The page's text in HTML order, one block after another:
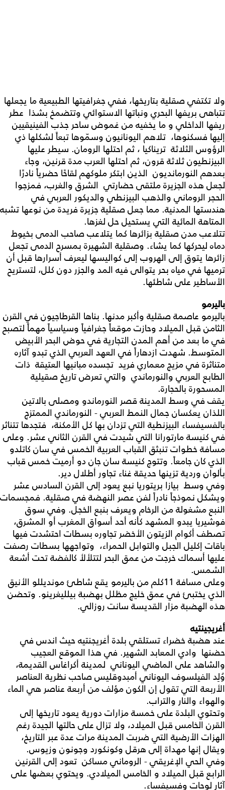
ولا تكتفي صقلية بتاريخها، ففي جغرافيتها الطبيعية ما يجعلها
تتباهى بريفها البحري ونباتها الاستوائي وتتضمخ بشذا عطر
ريفها الداخلي و ما يخفيه من غموض ساحر جذب الفينيقيين
إليها فسكنوها، تلاهم اليونانيون وسمّوها تبعاً لشكلها ذي
الرؤوس الثلاثة تريناكيا ، ثم احتلها الرومان. سيطر عليها
البيزنطيون ثلاثة قرون، ثم احتلها العرب مدة قرنين، وجاء
بعدهم النورمانديون الذين ابتكر ملوكهم لقاحًا حضرياً نادرًا
لجعل هذه الجزيرة ملتقى حضارتي الشرق والغرب، فمزجوا
الحجر الروماني والذهب البيزنطي والديكور العربي في
هندستها المدنية. مما جعل صقلية جزيرة فريدة من نوعها تشبه
المتاهة المائية التي يستحيل حل لغزها.
تتلاعب مدن صقلية بزائرها كما يتلاعب صاحب الدمى بخيوط
دماه ليحركها كما يشاء. وصقلية الشهيرة بمسرح الدمى تجعل
زائرها يتوق إلى الهروب إلى كواليسها ليعرف أسرارها قبل أن
ترميها في مياه بحر يتوالى فيه المد والجزر دون كلل، لتستريح
الأساطير على شاطئها.
باليرمو
باليرمو عاصمة صقلية وأكبر مدنها. بناها القرطاجيون في القرن
الثامن قبل الميلاد وحازت موقعاً جغرافياً وسياسياً مهماً لتصبح
في ما بعد من أهم المدن التجارية في حوض البحر الأبيض
المتوسط. شهدت ازدهاراً في العهد العربي الذي تبدو آثاره
متناثرة في مزيج معماري فريد تجسده مبانيها العتيقة ذات
الطابع العربي والنورماندي والتي تعرض تاريخ صقيلية
المسحورة بالحجارة.
يقف في وسط المدينة قصر النورماندو ومصلى بالاتين
اللذان يعكسان جمال النمط العربي - النورماندي الممتزج
بالفسيفساء البيزنطية التي تزدان بها كل الأمكنة، فتجدها تتناثر
في كنيسة مارتورانا التي شيدت في القرن الثاني عشر. وعلى
مسافة خطوات تنبثق القباب العربية الخمس في سان كاتلدو
الذي كان جامعاً. وتتوج كنيسة سان جان دو أرميت خمس قباب
بألوان وردية تزينها حديقة غناء تجاور أطلال دير.
وفي وسط بيازا بريتوريا نبع يعود إلى القرن السادس عشر
ويشكل نموذجاً نادراً لفن عصر النهضة في صقلية. فمجسمات
النبع مشغولة من الرخام ويعرف بنبع الخجل. وفي سوق
فوشيريا يبدو المشهد كأنه أحد أسواق المغرب أو المشرق،
تصطف أكوام الزيتون الأخضر تجاوره بسطات احتشدت فيها
باقات إكليل الجبل والتوابل الحمراء، وتواجهها بسطات رصفت
عليها أسماك خرجت من عمق البحر لتتلألأ كالفضة تحت أشعة
الشمس.
وعلى مسافة 11كلم من باليرمو يقع شاطئ مونديللو الأنيق
الذي يختبئ في عمق خليج مظلل بهضبة بيلليغرينو. وتحضن
هذه الهضبة مزار القديسة سانت روزالي.
أغريجينتيه
عند هضبة خضراء تستلقي بلدة أغريجنتيه حيث اندس في
حضنها وادي المعابد الشهير. في هذا الموقع العجيب
والشاهد على الماضي اليوناني لمدينة أكراغاس القديمة،
وُلِد الفيلسوف اليوناني أمبدوقليس صاحب نظرية العناصر
الأربعة التي تقول إن الكون مؤلف من أربعة عناصر هي الماء
والهواء والنار والتراب.
وتحتوي البلدة على خمسة مزارات دورية يعود تاريخها إلى
القرن الخامس قبل الميلاد، ولا تزال على حالتها الجيدة رغم
الهزات الأرضية التي ضربت المدينة مرات عدة عبر التاريخ،
ويقال إنها مهداة إلى هرقل وكونكورد وجونون وزيوس.
وفي الحي الإغريقي - الروماني مساكن تعود إلى القرنين
الرابع قبل الميلاد و الخامس الميلادي. ويحتوي بعضها على
آثار لوحات وفسيفساء.